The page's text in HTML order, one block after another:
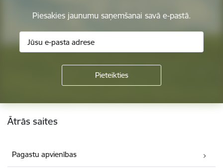
Piesakies jaunumu saņemšanai savā e-pastā.
Kājene
Ātrās saites
Pagastu apvienības